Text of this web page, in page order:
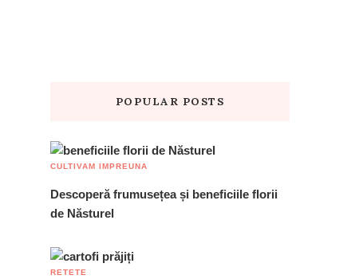
POPULAR POSTS
CULTIVAM IMPREUNA
Descoperă frumusețea și beneficiile florii
de Năsturel
RETETE